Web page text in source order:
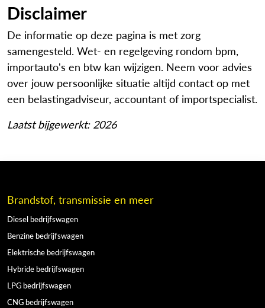
Disclaimer
De informatie op deze pagina is met zorg
samengesteld. Wet- en regelgeving rondom bpm,
importauto's en btw kan wijzigen. Neem voor advies
over jouw persoonlijke situatie altijd contact op met
een belastingadviseur, accountant of importspecialist.
Laatst bijgewerkt: 2026
Brandstof, transmissie en meer
Diesel bedrijfswagen
Benzine bedrijfswagen
Elektrische bedrijfswagen
Hybride bedrijfswagen
LPG bedrijfswagen
CNG bedrijfswagen